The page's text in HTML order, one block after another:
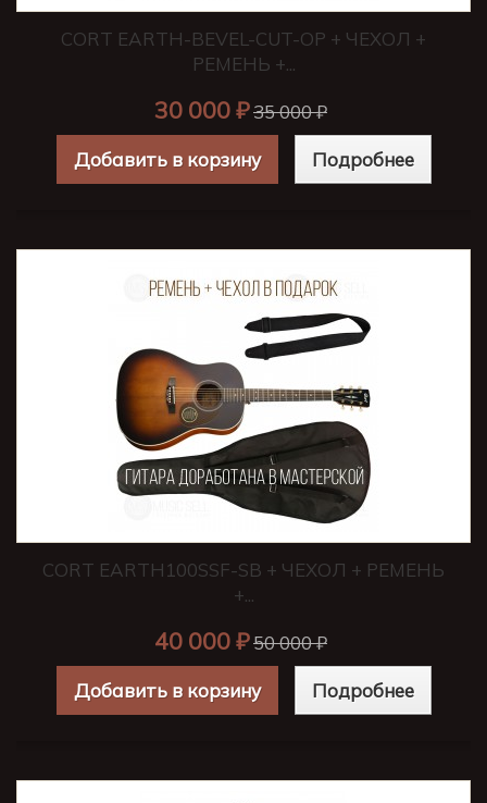
CORT EARTH-BEVEL-CUT-OP + ЧЕХОЛ +
РЕМЕНЬ +...
30 000 ₽35 000 ₽
Добавить в корзину Подробнее
CORT EARTH100SSF-SB + ЧЕХОЛ + РЕМЕНЬ
+...
40 000 ₽50 000 ₽
Добавить в корзину Подробнее